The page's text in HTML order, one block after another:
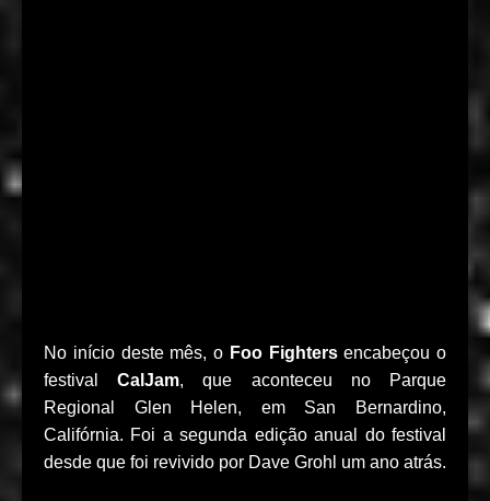
No início deste mês, o Foo Fightersencabeçou o
festivalCalJam, que aconteceu no Parque
Regional Glen Helen, em San Bernardino,
Califórnia. Foi a segunda edição anual do festival
desde que foi revivido por Dave Grohl um ano atrás.